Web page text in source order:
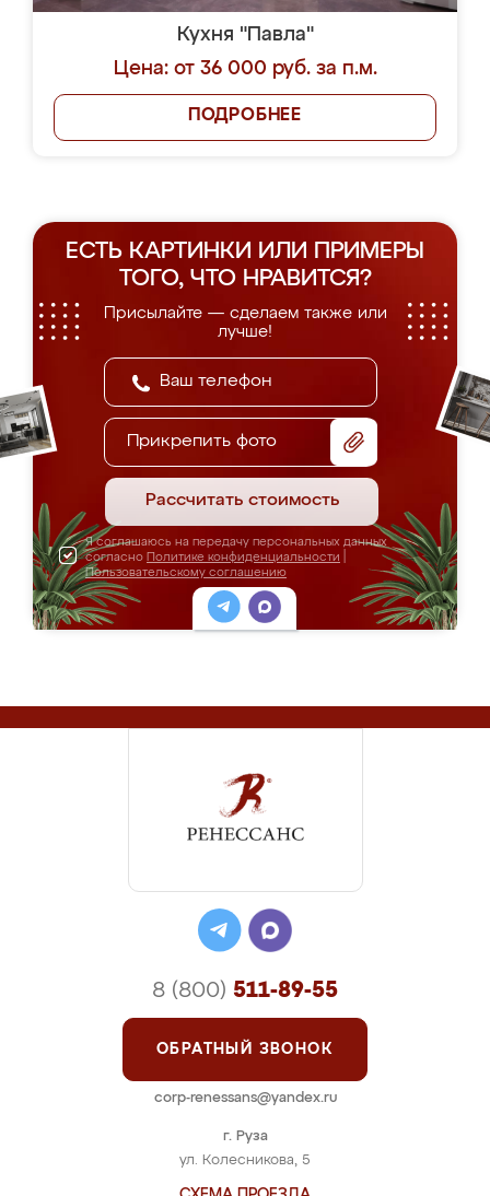
Кухня "Павла"
Цена: от 36 000 руб. за п.м.
ПОДРОБНЕЕ
ЕСТЬ КАРТИНКИ ИЛИ ПРИМЕРЫ
ТОГО, ЧТО НРАВИТСЯ?
Присылайте — сделаем также или
лучше!
Прикрепить фото
Рассчитать стоимость
Я соглашаюсь на передачу персональных данных
согласно Политике конфиденциальности
Пользовательскому соглашению
г. Руза
ул. Колесникова, 5
8 (800) 511-89-55
ОБРАТНЫЙ ЗВОНОК
corp-renessans@yandex.ru